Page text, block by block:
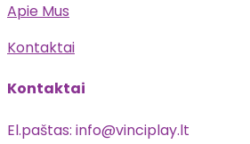
Apie Mus
Kontaktai
Kontaktai
El.paštas: info@vinciplay.lt